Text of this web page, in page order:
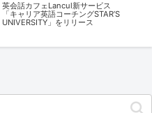
英会話カフェLancul新サービス
「キャリア英語コーチングSTAR’S
UNIVERSITY」をリリース